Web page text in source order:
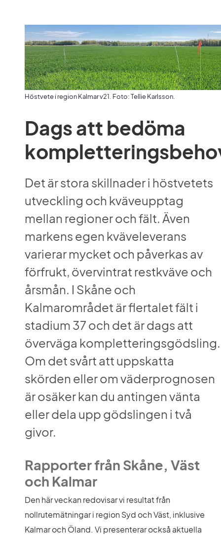
Höstvete i region Kalmar v21. Foto: Tellie Karlsson.
Dags att bedöma
Det är stora skillnader i höstvetets
utveckling och kväveupptag
mellan regioner och fält. Även
markens egen kväveleverans
varierar mycket och påverkas av
förfrukt, övervintrat restkväve och
årsmån. I Skåne och
Kalmarområdet är flertalet fält i
stadium 37 och det är dags att
överväga kompletteringsgödsling.
Om det svårt att uppskatta
skörden eller om väderprognosen
är osäker kan du antingen vänta
eller dela upp gödslingen i två
givor.
Rapporter från Skåne, Väst
och Kalmar
Den här veckan redovisar vi resultat från
nollrutemätningar i region Syd och Väst, inklusive
Kalmar och Öland. Vi presenterar också aktuella